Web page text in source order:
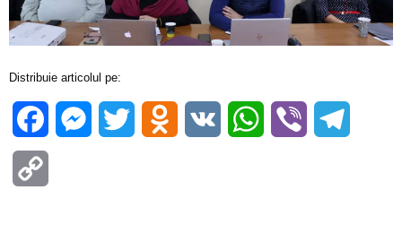
Distribuie articolul pe:
FacebookMessenger
Twitter Odnoklassniki
VK WhatsApp
Viber